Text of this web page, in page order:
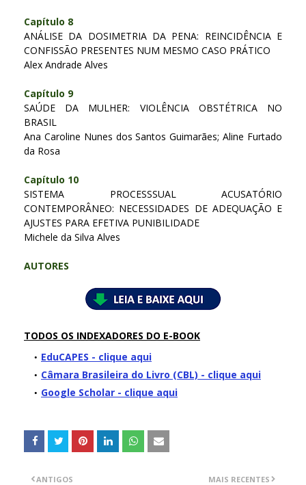
Capítulo 8
ANÁLISE DA DOSIMETRIA DA PENA: REINCIDÊNCIA E
CONFISSÃO PRESENTES NUM MESMO CASO PRÁTICO
Alex Andrade Alves
Capítulo 9
SAÚDE DA MULHER: VIOLÊNCIA OBSTÉTRICA NO
BRASIL
Ana Caroline Nunes dos Santos Guimarães; Aline Furtado
da Rosa
Capítulo 10
SISTEMA PROCESSSUAL ACUSATÓRIO
CONTEMPORÂNEO: NECESSIDADES DE ADEQUAÇÃO E
AJUSTES PARA EFETIVA PUNIBILIDADE
Michele da Silva Alves
AUTORES
TODOS OS INDEXADORES DO E-BOOK
EduCAPES - clique aqui
Câmara Brasileira do Livro (CBL) - clique aqui
Google Scholar - clique aqui
MAIS RECENTES
ANTIGOS